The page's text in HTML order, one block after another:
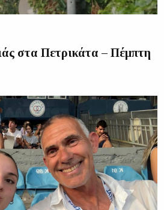
στα Πετρικάτα – Πέμπτη